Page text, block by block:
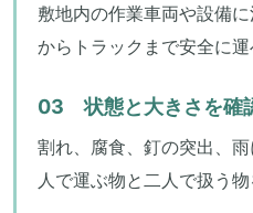
敷地内の作業車両や設備
からトラックまで安全に運
03 状態と大きさを確
割れ、腐食、釘の突出、
人で運ぶ物と二人で扱う物